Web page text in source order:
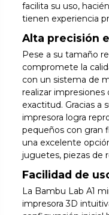
facilita su uso,
tienen experiencia
Alta precisión
Pese a su tamaño
compromete la
con un sistema de
realizar impresiones
exactitud. Gracias a
impresora logra
pequeños con gran
una excelente
juguetes, piezas de
Facilidad de
La Bambu Lab A1
impresora 3D